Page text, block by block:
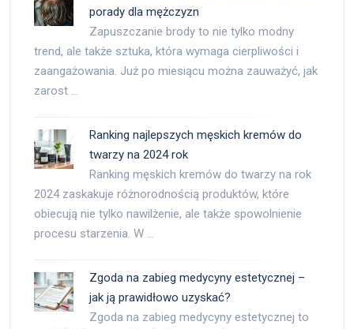
porady dla mężczyzn
Zapuszczanie brody to nie tylko modny
trend, ale także sztuka, która wymaga cierpliwości i
zaangażowania. Już po miesiącu można zauważyć, jak
zarost …
Ranking najlepszych męskich kremów do
twarzy na 2024 rok
Ranking męskich kremów do twarzy na rok
2024 zaskakuje różnorodnością produktów, które
obiecują nie tylko nawilżenie, ale także spowolnienie
procesu starzenia. W …
Zgoda na zabieg medycyny estetycznej –
jak ją prawidłowo uzyskać?
Zgoda na zabieg medycyny estetycznej to